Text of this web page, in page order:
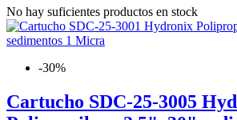
No hay suficientes productos en stock
-30%
Cartucho SDC-25-3005